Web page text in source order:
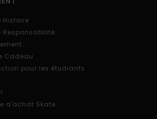
Histoire
Responsabilité
Cadeau
pour les étudiants
d'achat Skate